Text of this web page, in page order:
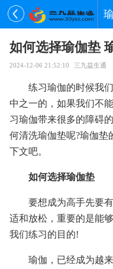
如何选择瑜伽垫
2024-12-06 21:52:10 三九益生通
练习瑜伽的时候我
中之一的，如果我们不
习瑜伽带来很多的障碍
何清洗瑜伽垫呢?瑜伽垫
下文吧。
如何选择瑜伽垫
要想成为高手先要
适和放松，重要的是能
我们练习的目的!
瑜伽，已经成为越